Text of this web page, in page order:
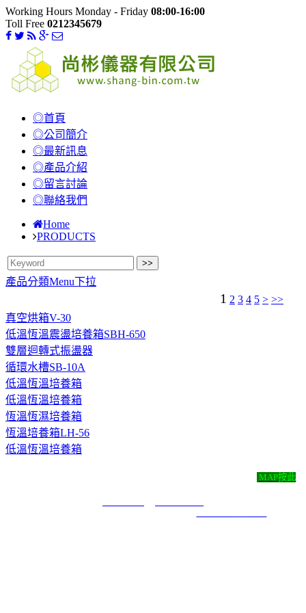
Working Hours Monday - Friday 08:00-16:00
Toll Free 0212345679
◎首頁
◎公司簡介
◎最新訊息
◎產品介紹
◎留言討論
◎聯絡我們
Home
PRODUCTS
產品分類Menu下拉
1 2 3 4 5 > >>
真空烘箱V-30
低溫恆溫震盪培養箱SBH-650
雙層迴轉式振盪器
循環水槽SB-10A
低溫恆溫培養箱
低溫恆溫培養箱
恆溫恆濕培養箱
恆溫培養箱LH-56
低溫恆溫培養箱
MAP按此